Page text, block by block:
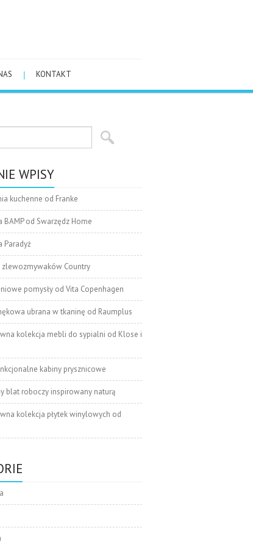
KONTAKT
WPISY
kuchenne od Franke
BAMP od Swarzędz Home
Paradyż
zlewozmywaków Country
pomysły od Vita Copenhagen
ubrana w tkaninę od Raumplus
kolekcja mebli do sypialni od Klose i
kabiny prysznicowe
blat roboczy inspirowany naturą
kolekcja płytek winylowych od